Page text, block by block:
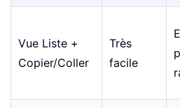
Vue Liste +
Copier/Coller
Très
facile